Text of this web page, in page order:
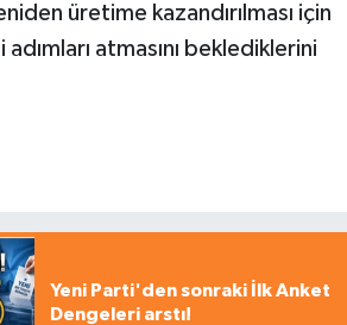
üretime kazandırılması için
atmasını beklediklerini
Yeni Parti'den sonraki İlk Anket
Dengeleri arstı!